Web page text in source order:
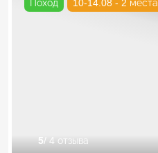
Поход 10-14.08 - 2 места
5/ 4 отзыва